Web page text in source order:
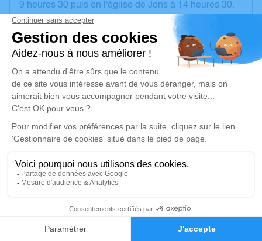
Faire-part Hommages
9 heures 30 puis en l'église de Jons à 14 heures 30.
Inhumation au cimetière de Jons.
Ni fleurs, ni plaques mais plutôt des dons aux 2
paroisses.
Un service de plantation d’arbre hommage est
disponible ici.
vendredi 04 février 2022 à 09h30
Église Saint Nicolas de Beaujeu
69430 Beaujeu